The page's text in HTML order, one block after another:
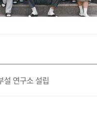
설 연구소 설립